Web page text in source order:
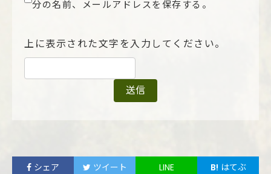
分の名前、メールアドレスを保存する。
上に表示された文字を入力してください。
シェア ツイート LINE B! はてぶ